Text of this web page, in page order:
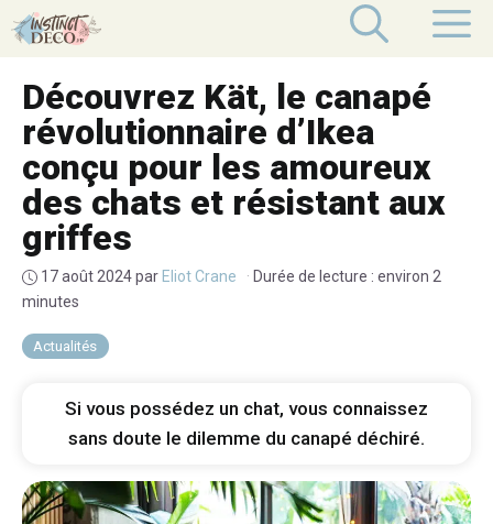
Aller
au
Actualités
Découvrez Kät, le canapé
révolutionnaire d’Ikea
conçu pour les amoureux
des chats et résistant aux
griffes
17 août 2024par Eliot Crane · Durée de lecture : environ 2
minutes
Si vous possédez un chat, vous connaissez
sans doute le dilemme du canapé déchiré.